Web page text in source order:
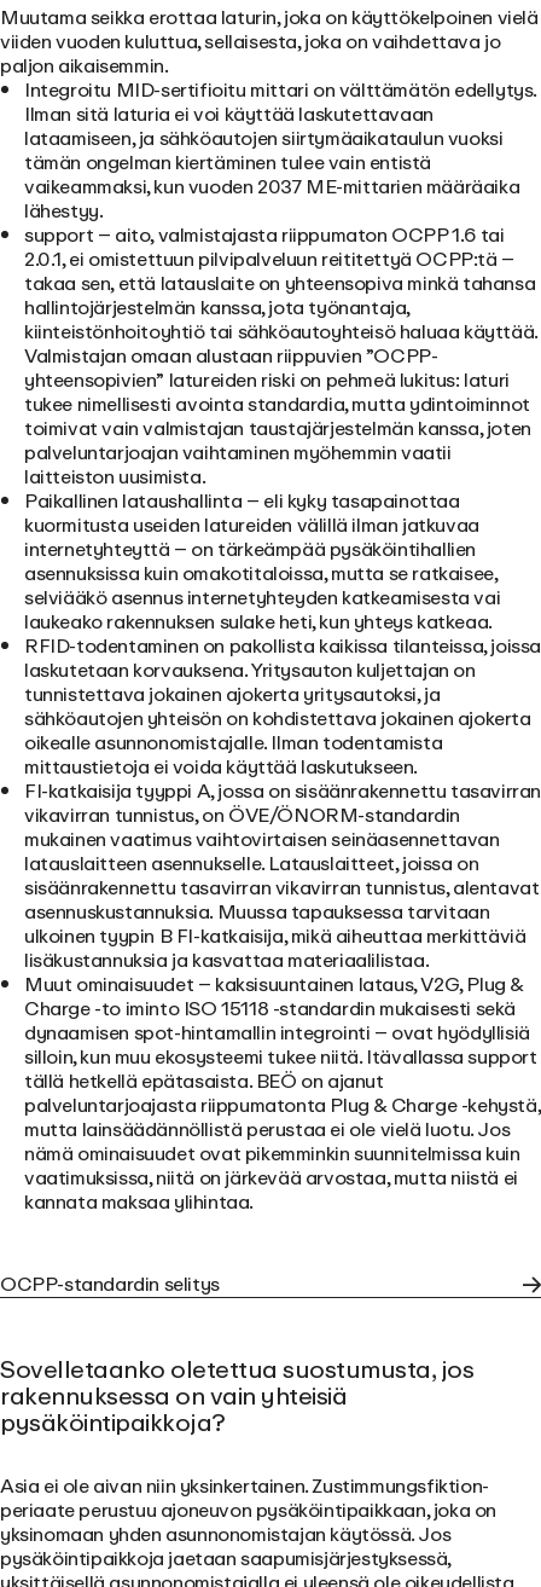
Muutama seikka erottaa laturin, joka on käyttökelpoinen vielä
viiden vuoden kuluttua, sellaisesta, joka on vaihdettava jo
paljon aikaisemmin.
Integroitu MID-sertifioitu mittarion välttämätön edellytys.
Ilman sitä laturia ei voi käyttää laskutettavaan
lataamiseen, ja sähköautojen siirtymäaikataulun vuoksi
tämän ongelman kiertäminen tulee vain entistä
vaikeammaksi, kun vuoden 2037 ME-mittarien määräaika
lähestyy.
support– aito, valmistajasta riippumaton OCPP 1.6 tai
2.0.1, ei omistettuun pilvipalveluun reititettyä OCPP:tä –
takaa sen, että latauslaite on yhteensopiva minkä tahansa
hallintojärjestelmän kanssa, jota työnantaja,
kiinteistönhoitoyhtiö tai sähköautoyhteisö haluaa käyttää.
Valmistajan omaan alustaan riippuvien ”OCPP-
yhteensopivien” latureiden riski on pehmeä lukitus: laturi
tukee nimellisesti avointa standardia, mutta ydintoiminnot
toimivat vain valmistajan taustajärjestelmän kanssa, joten
palveluntarjoajan vaihtaminen myöhemmin vaatii
laitteiston uusimista.
Paikallinen lataushallinta– eli kyky tasapainottaa
kuormitusta useiden latureiden välillä ilman jatkuvaa
internetyhteyttä – on tärkeämpää pysäköintihallien
asennuksissa kuin omakotitaloissa, mutta se ratkaisee,
selviääkö asennus internetyhteyden katkeamisesta vai
laukeako rakennuksen sulake heti, kun yhteys katkeaa.
RFID-todentaminenon pakollista kaikissa tilanteissa, joissa
laskutetaan korvauksena. Yritysauton kuljettajan on
tunnistettava jokainen ajokerta yritysautoksi, ja
sähköautojen yhteisön on kohdistettava jokainen ajokerta
oikealle asunnonomistajalle. Ilman todentamista
mittaustietoja ei voida käyttää laskutukseen.
FI-katkaisija tyyppi A, jossa on sisäänrakennettu tasavirran
vikavirran tunnistus, on ÖVE/ÖNORM-standardin
mukainen vaatimus vaihtovirtaisen seinäasennettavan
latauslaitteen asennukselle. Latauslaitteet, joissa on
sisäänrakennettu tasavirran vikavirran tunnistus, alentavat
asennuskustannuksia. Muussa tapauksessa tarvitaan
ulkoinen tyypin B FI-katkaisija, mikä aiheuttaa merkittäviä
lisäkustannuksia ja kasvattaa materiaalilistaa.
Muut ominaisuudet– kaksisuuntainen lataus, V2G, Plug &
Charge -toiminto ISO 15118 -standardin mukaisesti sekä
dynaamisen spot-hintamallin integrointi – ovat hyödyllisiä
silloin, kun muu ekosysteemi tukee niitä. Itävallassa support
tällä hetkellä epätasaista. BEÖ on ajanut
palveluntarjoajasta riippumatonta Plug & Charge -kehystä,
mutta lainsäädännöllistä perustaa ei ole vielä luotu. Jos
nämä ominaisuudet ovat pikemminkin suunnitelmissa kuin
vaatimuksissa, niitä on järkevää arvostaa, mutta niistä ei
kannata maksaa ylihintaa.
OCPP-standardin selitys
Sovelletaanko oletettua suostumusta, jos
rakennuksessa on vain yhteisiä
pysäköintipaikkoja?
Asia ei ole aivan niin yksinkertainen. Zustimmungsfiktion-
periaate perustuu ajoneuvon pysäköintipaikkaan, joka on
yksinomaan yhden asunnonomistajan käytössä. Jos
pysäköintipaikkoja jaetaan saapumisjärjestyksessä,